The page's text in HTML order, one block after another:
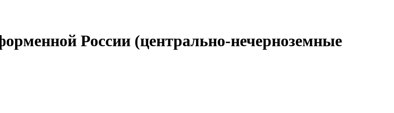
России (центрально-нечерноземные